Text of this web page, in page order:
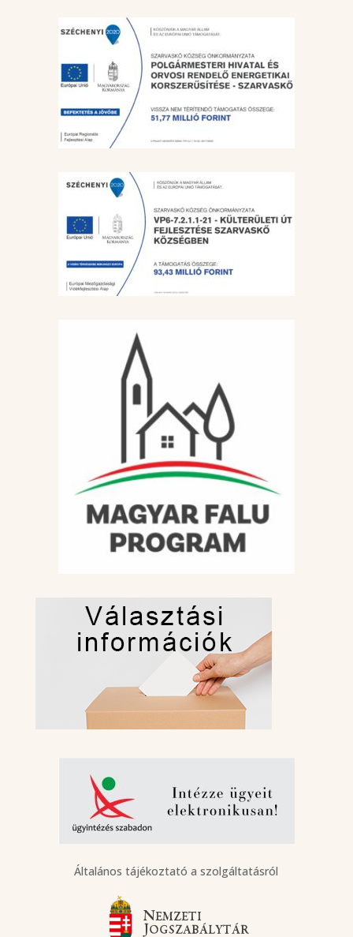
Általános tájékoztató a szolgáltatásról